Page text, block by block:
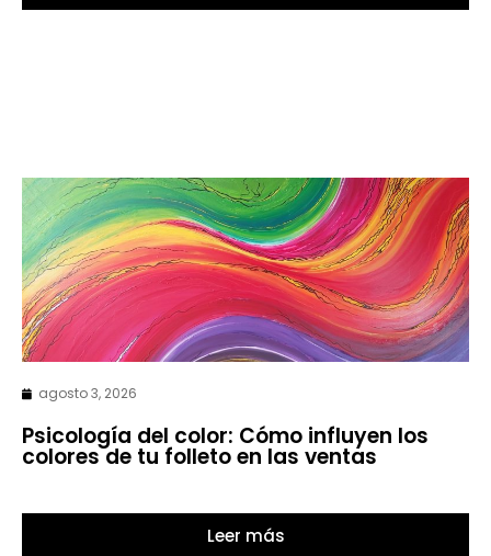
agosto 3, 2026
Psicología del color: Cómo influyen los
colores de tu folleto en las ventas
Leer más